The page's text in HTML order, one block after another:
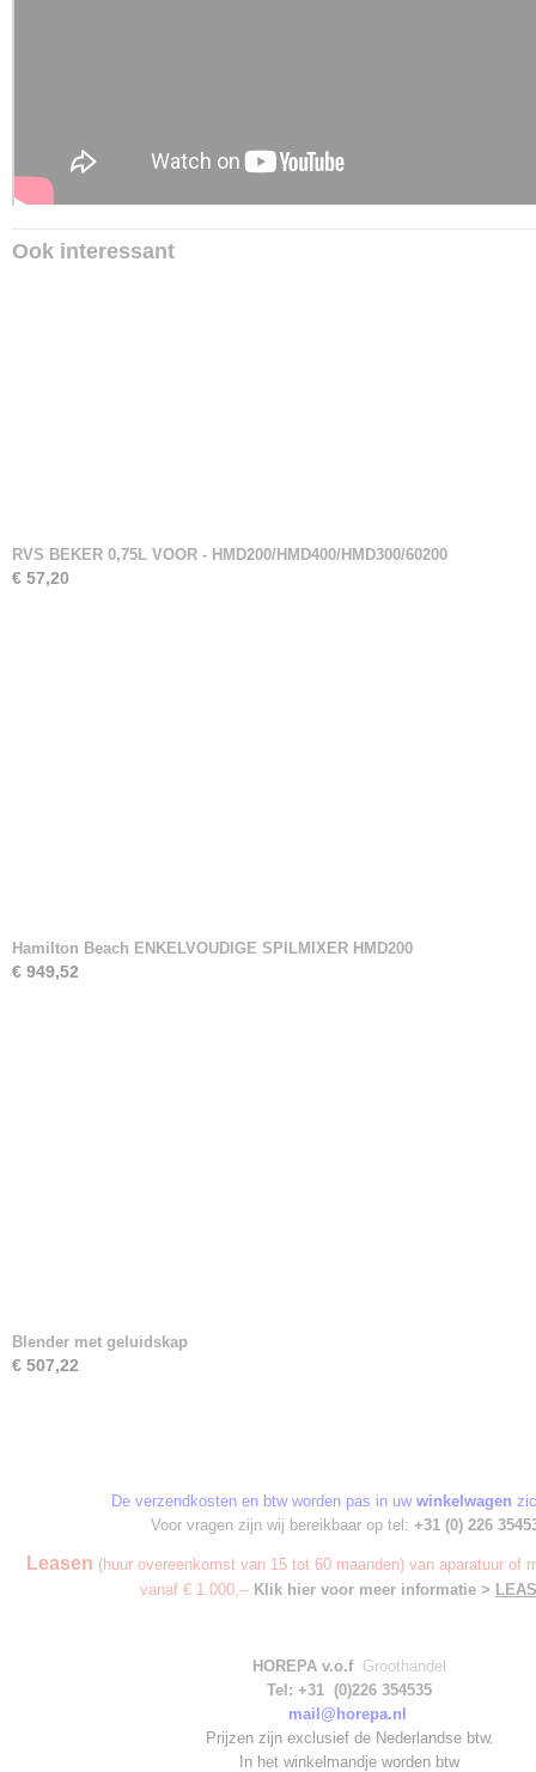
Ook interessant
RVS BEKER 0,75L VOOR - HMD200/HMD400/HMD300/60200
€ 57,20
Hamilton Beach ENKELVOUDIGE SPILMIXER HMD200
€ 949,52
Blender met geluidskap
€ 507,22
De verzendkosten en btw worden pas in uw winkelwagen
Voor vragen zijn wij bereikbaar op tel: +31 (0) 226
Leasen (huur overeenkomst van 15 tot 60 maanden) van aparatuur of
vanaf € 1.000,-- Klik hier voor meer informatie >
HOREPA v.o.f Groothandel
Tel: +31 (0)226 354535
mail@horepa.nl
Prijzen zijn exclusief de Nederlandse btw.
In het winkelmandje worden btw